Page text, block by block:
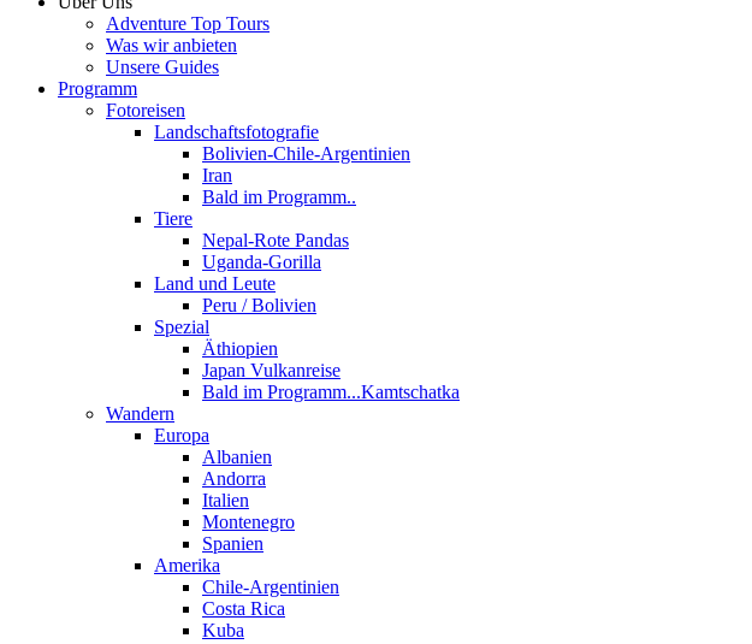
Adventure Top Tours
Was wir anbieten
Unsere Guides
Programm
Fotoreisen
Landschaftsfotografie
Bolivien-Chile-Argentinien
Iran
Bald im Programm..
Tiere
Nepal-Rote Pandas
Uganda-Gorilla
Land und Leute
Peru / Bolivien
Spezial
Äthiopien
Japan Vulkanreise
Bald im Programm...Kamtschatka
Wandern
Europa
Albanien
Andorra
Italien
Montenegro
Spanien
Amerika
Chile-Argentinien
Costa Rica
Kuba